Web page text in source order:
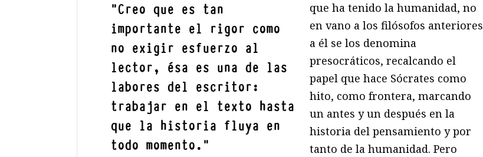
"Creo que es tan
importante el rigor como
no exigir esfuerzo al
lector, ésa es una de las
labores del escritor:
trabajar en el texto hasta
que la historia fluya en
todo momento. "
que ha tenido la humanidad, no
en vano a los filósofos anteriores
a él se los denomina
presocráticos, recalcando el
papel que hace Sócrates como
hito, como frontera, marcando
un antes y un después en la
historia del pensamiento y por
tanto de la humanidad. Pero